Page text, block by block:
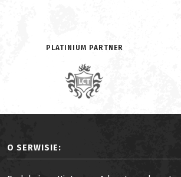
PLATINIUM PARTNER
O SERWISIE: